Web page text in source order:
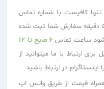
تنها کافیست با شماره تماس
فوق تماس حاصل نمایید تا کمتر از 5 دقیقه سفارش شما ثبت شده
شود ساعت تماس
6 صبح تا 12
ارتباط با ما میتوانید از
در ارتباط باشید
همراه قیمت از طریق واتس اپ